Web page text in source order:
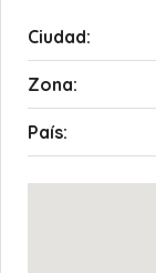
Ciudad:
Zona:
País: